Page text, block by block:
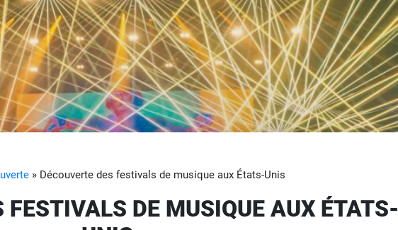
» Découverte des festivals de musique aux États-Unis
FESTIVALS DE MUSIQUE AUX ÉTATS-